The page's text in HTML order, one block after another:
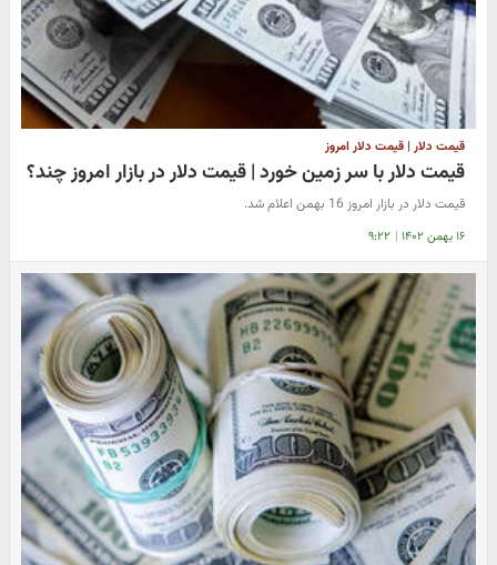
قیمت دلار | قیمت دلار امروز
قیمت دلار با سر زمین خورد | قیمت دلار در بازار امروز چند؟
قیمت دلار در بازار امروز 16 بهمن اعلام شد.
۱۶ بهمن ۱۴۰۲ | ۹:۲۲